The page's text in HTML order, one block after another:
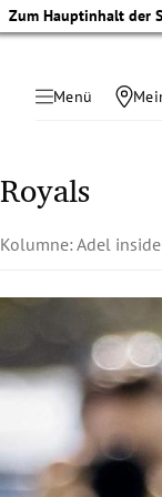
Zum Hauptinhalt der
Menü
Untermenü
Untermenü
Royals
Kolumne: Adel inside